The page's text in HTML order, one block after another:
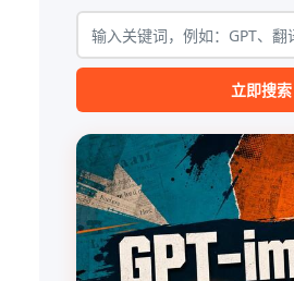
立即搜索